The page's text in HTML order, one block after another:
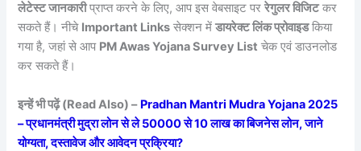
लेटेस्ट जानकारीप्राप्त करने के लिए, आप इस वेबसाइट पररेगुलर विजिटकर
सकते हैं। नीचे Important Links सेक्शन मेंडायरेक्ट लिंक प्रोवाइडकिया
गया है, जहां से आप PM Awas Yojana Survey List चेक एवं डाउनलोड
कर सकते हैं।
इन्हें भी पढ़ें (Read Also) – Pradhan Mantri Mudra Yojana 2025
– प्रधानमंत्री मुद्रा लोन से ले 50000 से 10 लाख का बिजनेस लोन, जाने
योग्यता, दस्तावेज और आवेदन प्रक्रिया?